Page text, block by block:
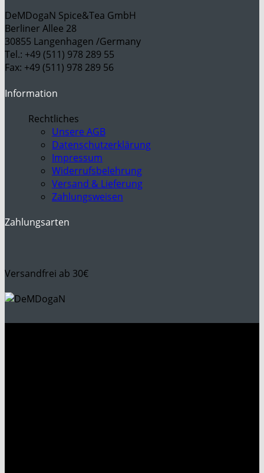
DeMDogaN Spice&Tea GmbH
Berliner Allee 28
30855 Langenhagen /Germany
Tel.: +49 (511) 978 289 55
Fax: +49 (511) 978 289 56
Information
Rechtliches
Unsere AGB
Datenschutzerklärung
Impressum
Widerrufsbelehrung
Versand & Lieferung
Zahlungsweisen
Zahlungsarten
Versandfrei ab 30€